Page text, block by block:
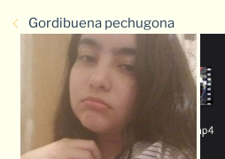
Gordibuena pechugona